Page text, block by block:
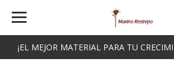
¡EL MEJOR MATERIAL PARA TU